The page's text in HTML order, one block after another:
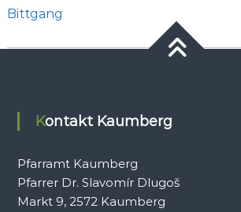
Bittgang
Kontakt Kaumberg
Pfarramt Kaumberg
Pfarrer Dr. Slavomír Dlugoš
Markt 9, 2572 Kaumberg